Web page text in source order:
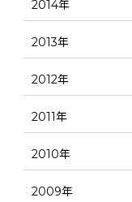
2014年
2013年
2012年
2011年
2010年
2009年